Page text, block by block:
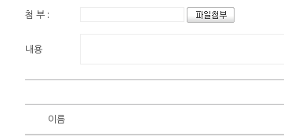
첨 부 :
내용
이름